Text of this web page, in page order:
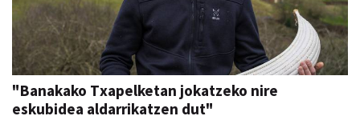
"Banakako Txapelketan jokatzeko nire
eskubidea aldarrikatzen dut"